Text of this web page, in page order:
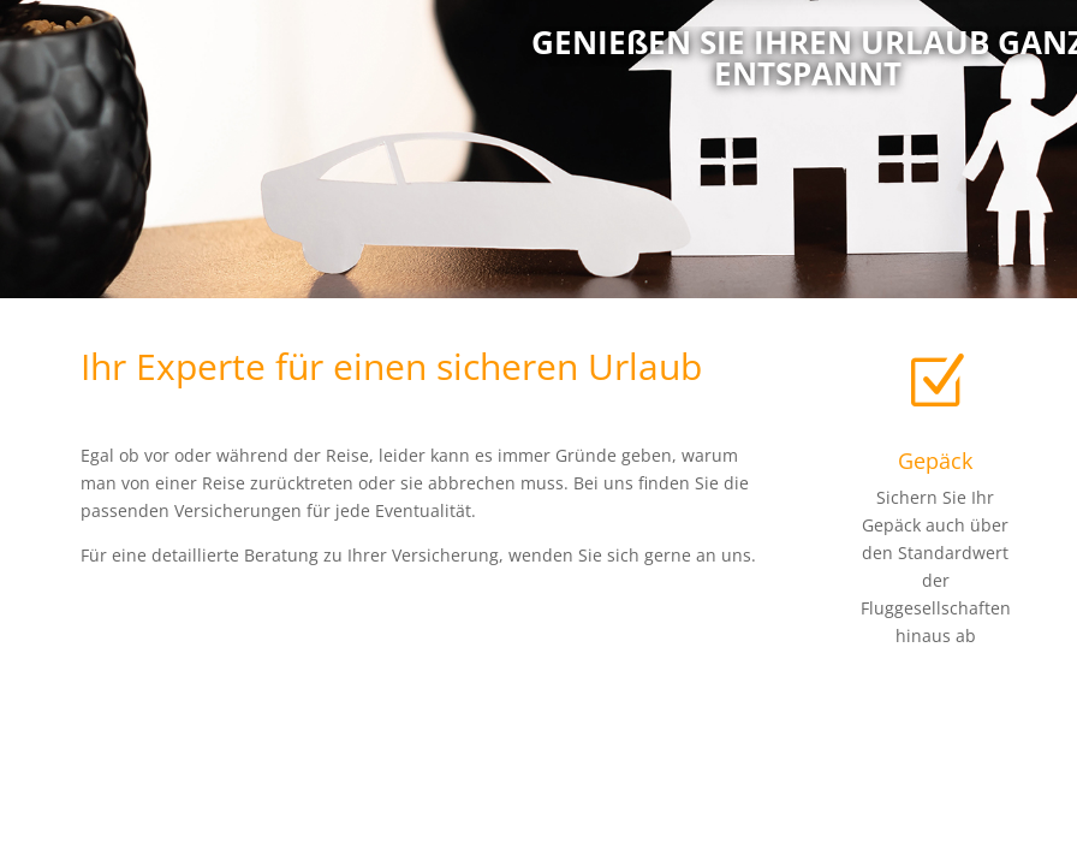
GENIEßEN SIE IHREN URLAUB
ENTSPANNT
Ihr Experte für einen sicheren Urlaub
Egal ob vor oder während der Reise, leider kann es immer Gründe geben, warum
man von einer Reise zurücktreten oder sie abbrechen muss. Bei uns finden Sie die
passenden Versicherungen für jede Eventualität.
Für eine detaillierte Beratung zu Ihrer Versicherung, wenden Sie sich gerne an uns.
Z
Gepäck
Sichern Sie Ihr
Gepäck auch über
den Standardwert
der
Fluggesellschaften
hinaus ab